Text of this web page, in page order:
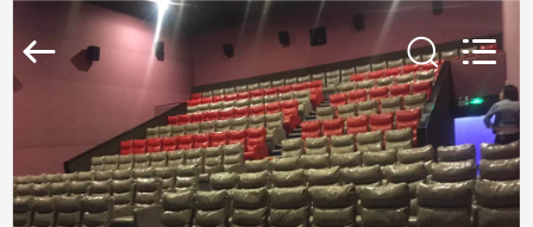
PRODUKTE
Ltd..
Rights
Reserved.